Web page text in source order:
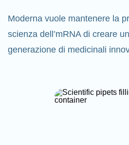
Moderna vuole mantenere la
scienza dell’mRNA di creare
generazione di medicinali